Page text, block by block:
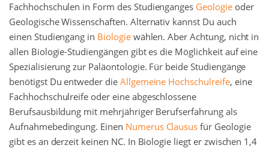
Fachhochschulen in Form des Studienganges Geologieoder
Geologische Wissenschaften. Alternativ kannst Du auch
einen Studiengang in Biologiewählen. Aber Achtung, nicht in
allen Biologie-Studiengängen gibt es die Möglichkeit auf eine
Spezialisierung zur Paläontologie. Für beide Studiengänge
benötigst Du entweder die Allgemeine Hochschulreife, eine
Fachhochschulreife oder eine abgeschlossene
Berufsausbildung mit mehrjähriger Berufserfahrung als
Aufnahmebedingung. Einen Numerus Clausus für Geologie
gibt es an derzeit keinen NC. In Biologie liegt er zwischen 1,4